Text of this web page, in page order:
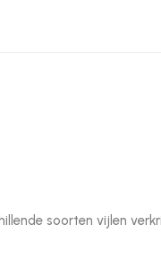
soorten vijlen